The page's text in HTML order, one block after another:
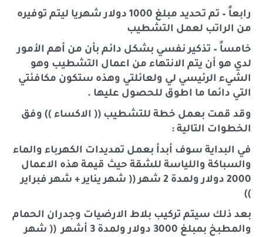
رابعاً – تم تحديد مبلغ 1000 دولار شهريا ليتم توفيره
من الراتب لعمل التشطيب
خامساً – تذكير نفسي بشكل دائم بأن من أهم الأمور
لدي هو أن يتم الانتهاء من اعمال التشطيب وهو
الشيء الرئيسي لي ولعائلتي وهذه ستكون مكافئتي
التي دائما ما اطوق للحصول عليها .
وقد قمت بعمل خطة للتشطيب (( الاكساء )) وفق
الخطوات التالية :
في البداية سوف أبدأ بعمل تمديدات الكهرباء والماء
والسباكة واللياسة للشقة حيث قيمة هذه الاعمال
2000 دولار ولمدة 2 شهر (( شهر يناير + شهر فبراير
))
بعد ذلك سيتم تركيب بلاط الارضيات وجدران الحمام
والمطبخ بمبلغ 3000 دولار ولمدة 3 أشهر (( شهر